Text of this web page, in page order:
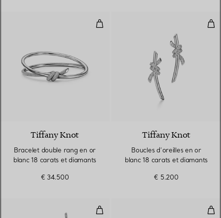
Bracelet double rang en or
Tiffany Knot
Bracelet double rang en or
blanc 18 carats et diamants
€ 34.500
Tiffany Knot
Boucles d’oreilles en or
blanc 18 carats et diamants
€ 5.200
Pendants d’oreilles en or blanc